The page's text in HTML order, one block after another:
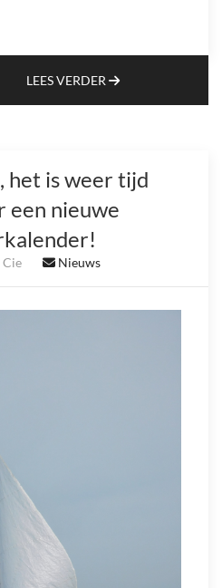
LEES VERDER
het is weer tijd
een nieuwe
Cie Nieuws